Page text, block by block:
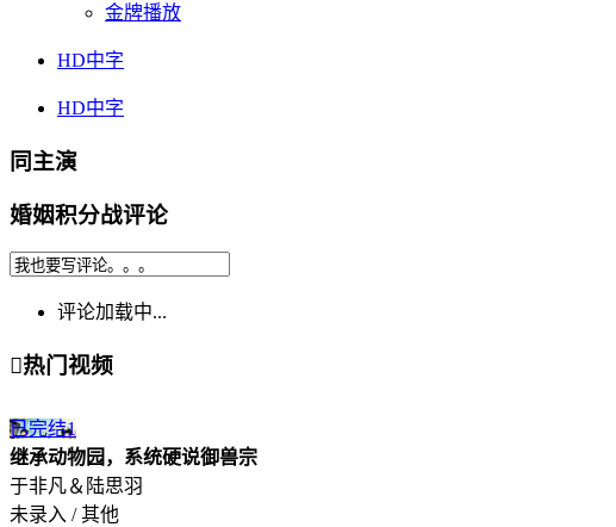
金牌播放
HD中字
HD中字
同主演
婚姻积分战评论
评论加载中...
热门视频
已完结1
继承动物园，系统硬说御兽宗
于非凡＆陆思羽
未录入 / 其他